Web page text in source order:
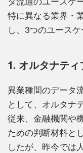
特に異なる業界・
し、3つのユースケ
1. オルタナティ
異業種間のデータ
として、オルタナ
従来、金融機関や
ための判断材料と
したが、昨今では